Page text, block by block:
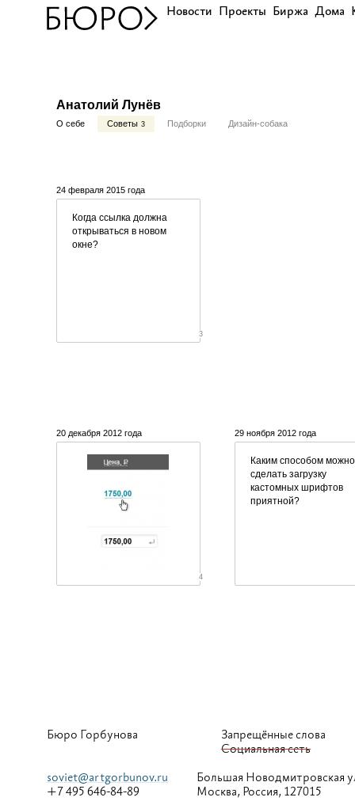
Новости Проекты Биржа Дома
Анатолий Лунёв
О себе Советы 3 Подборки Дизайн-собака
24 февраля 2015 года
Когда ссылка должна
открываться в новом
окне?
3
20 декабря 2012 года
4
29 ноября 2012 года
Каким способом можно
сделать загрузку
кастомных шрифтов
приятной?
Бюро Горбунова
Запрещённые слова
Социальная сеть
soviet@artgorbunov.ru
+7 495 646-84-89
Большая Новодмитровская
Москва, Россия, 127015